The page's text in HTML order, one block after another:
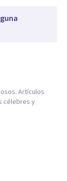
Artículos
célebres y